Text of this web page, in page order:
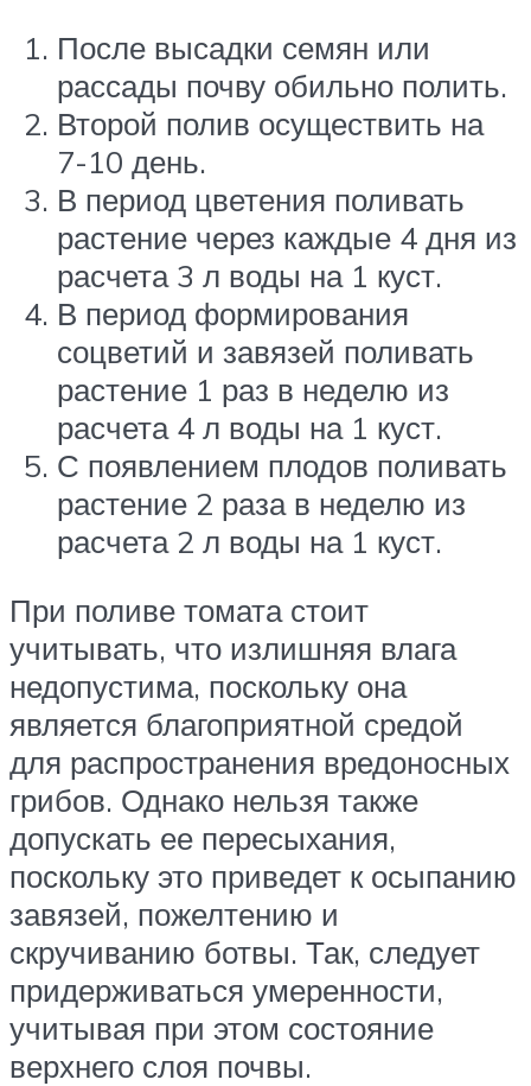
После высадки семян или
рассады почву обильно полить.
Второй полив осуществить на
7-10 день.
В период цветения поливать
растение через каждые 4 дня из
расчета 3 л воды на 1 куст.
В период формирования
соцветий и завязей поливать
растение 1 раз в неделю из
расчета 4 л воды на 1 куст.
С появлением плодов поливать
растение 2 раза в неделю из
расчета 2 л воды на 1 куст.
При поливе томата стоит
учитывать, что излишняя влага
недопустима, поскольку она
является благоприятной средой
для распространения вредоносных
грибов. Однако нельзя также
допускать ее пересыхания,
поскольку это приведет к осыпанию
завязей, пожелтению и
скручиванию ботвы. Так, следует
придерживаться умеренности,
учитывая при этом состояние
верхнего слоя почвы.